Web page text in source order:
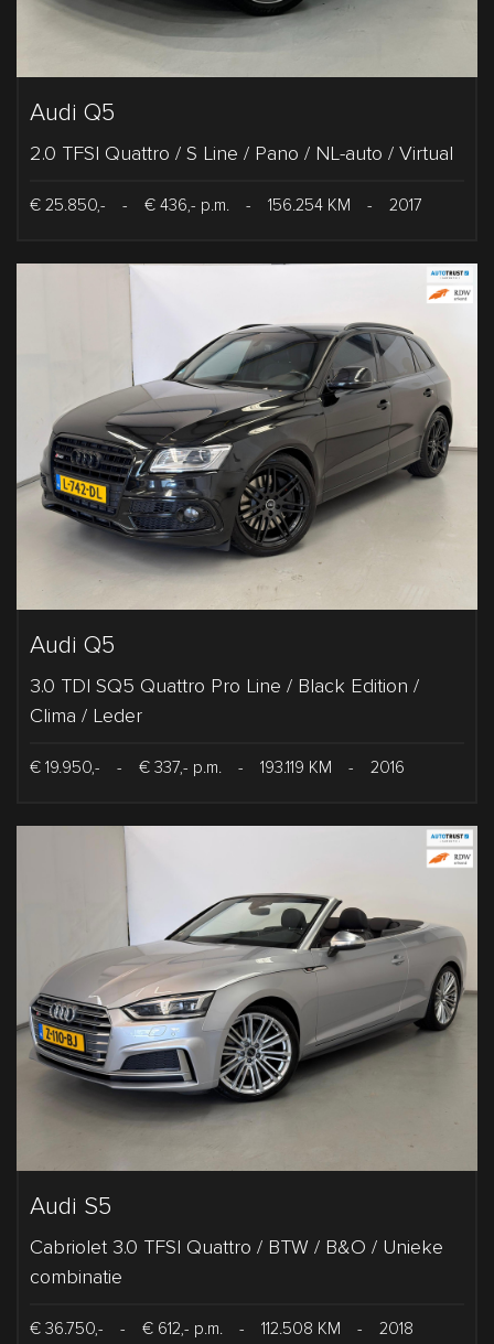
Audi Q5
2.0 TFSI Quattro / S Line / Pano / NL-auto / Virtual
€ 25.850,- - € 436,- p.m. - 156.254 KM - 2017
Audi Q5
3.0 TDI SQ5 Quattro Pro Line / Black Edition /
Clima / Leder
€ 19.950,- - € 337,- p.m. - 193.119 KM - 2016
Audi S5
Cabriolet 3.0 TFSI Quattro / BTW / B&O / Unieke
combinatie
€ 36.750,- - € 612,- p.m. - 112.508 KM - 2018